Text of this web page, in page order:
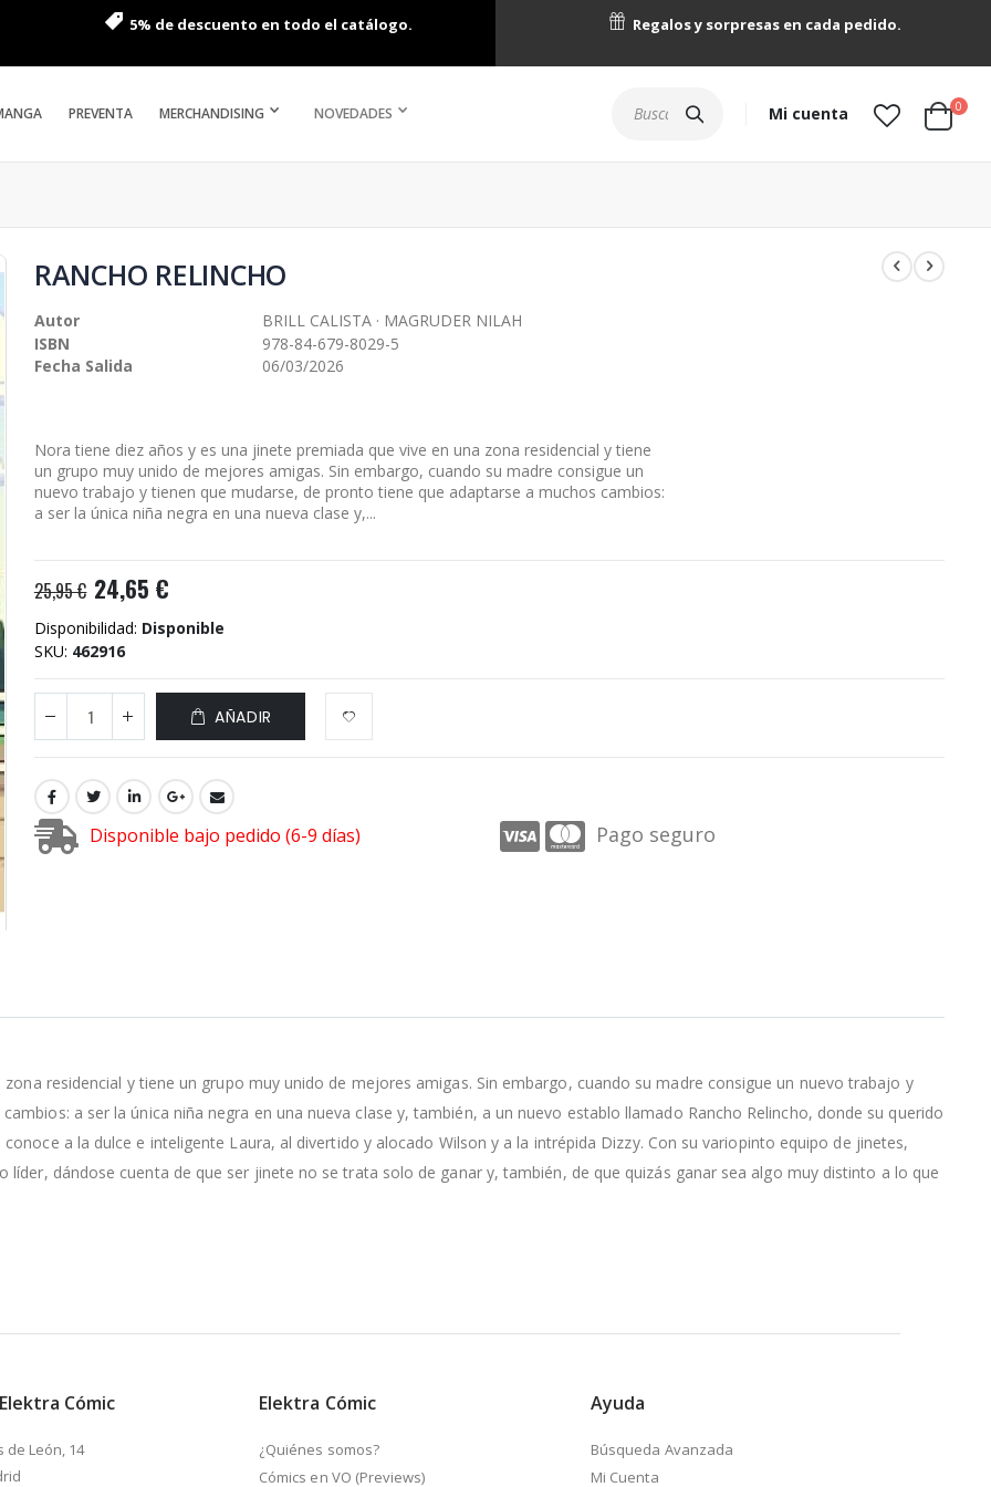
5% de descuento en todo el catálogo. Regalos y sorpresas en cada pedido.
PREVENTA MERCHANDISING NOVEDADES Mi cuenta Cart
0
RANCHO RELINCHO
Autor
BRILL CALISTA · MAGRUDER NILAH
ISBN
978-84-679-8029-5
Fecha Salida
06/03/2026
Nora tiene diez años y es una jinete premiada que vive en una zona residencial y tiene
un grupo muy unido de mejores amigas. Sin embargo, cuando su madre consigue un
nuevo trabajo y tienen que mudarse, de pronto tiene que adaptarse a muchos cambios:
a ser la única niña negra en una nueva clase y,...
25,95 € 24,65 €
Disponibilidad: Disponible
SKU 462916
AÑADIR
Disponible bajo pedido (6-9 días) Pago seguro
residencial y tiene un grupo muy unido de mejores amigas. Sin embargo, cuando su madre consigue un nuevo trabajo y
a ser la única niña negra en una nueva clase y, también, a un nuevo establo llamado Rancho Relincho, donde su querido
a la dulce e inteligente Laura, al divertido y alocado Wilson y a la intrépida Dizzy. Con su variopinto equipo de jinetes,
dándose cuenta de que ser jinete no se trata solo de ganar y, también, de que quizás ganar sea algo muy distinto a lo que
Cómic
de León, 14
Elektra Cómic
¿Quiénes somos?
Cómics en VO (Previews)
Ayuda
Búsqueda Avanzada
Mi Cuenta